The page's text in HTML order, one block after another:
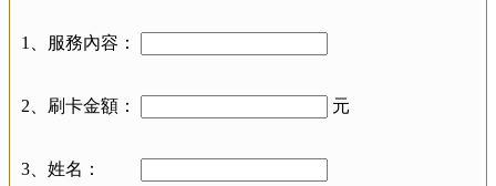
1、服務內容：
2、刷卡金額： 元
3、姓名：